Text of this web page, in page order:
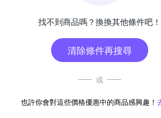
找不到商品嗎？換換其他條件吧！
清除條件再搜尋
或
也許你會對這些價格優惠中的商品感興趣！